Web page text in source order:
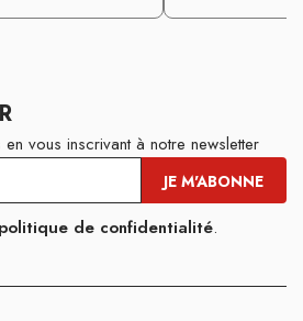
vous inscrivant à notre newsletter
politique de confidentialité.